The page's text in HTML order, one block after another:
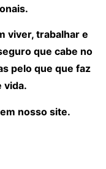
viver, trabalhar e
que cabe no
pelo que que faz
vida.
nosso site.